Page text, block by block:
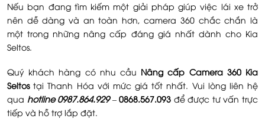
Nếu bạn đang tìm kiếm một giải pháp giúp việc lái xe trở
nên dễ dàng và an toàn hơn, camera 360 chắc chắn là
một trong những nâng cấp đáng giá nhất dành cho Kia
Seltos.
Quý khách hàng có nhu cầu Nâng cấp Camera 360 Kia
Seltostại Thanh Hóa với mức giá tốt nhất. Vui lòng liên hệ
qua hotline 0987.864.929–0868.567.093 để được tư vấn trực
tiếp và hỗ trợ lắp đặt.